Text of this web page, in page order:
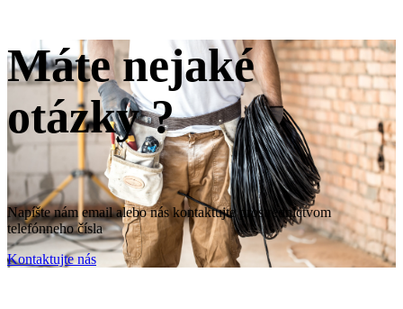
Máte nejaké
otázky ?
Napíšte nám email alebo nás kontaktujte prostredníctvom
telefónneho čísla
Kontaktujte nás